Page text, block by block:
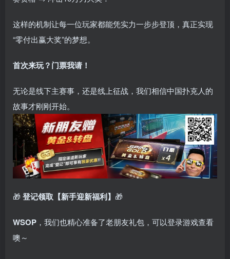
这样的机制让每一位玩家都能凭实力一步步登顶，真正实现
“零付出赢大奖”的梦想。
首次来玩？门票我请！
无论是线下主赛事，还是线上征战，我们相信中国扑克人的
故事才刚刚开始。
🎁 登记领取【新手迎新福利】 🎁
WSOP ，我们也精心准备了老朋友礼包，可以登录游戏查看
噢～